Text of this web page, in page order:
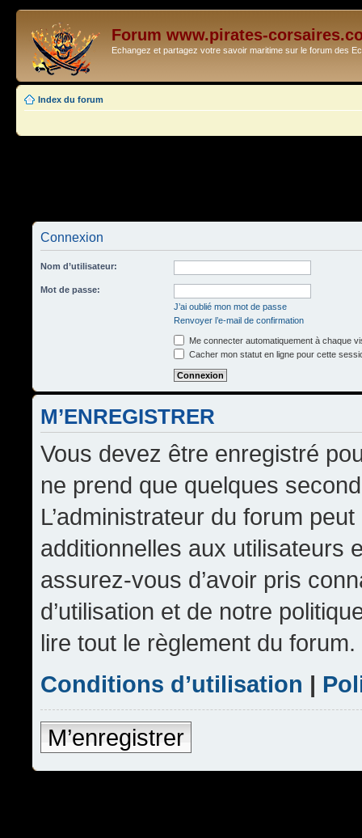
Forum www.pirates-
Echangez et partagez votre savoir maritime sur le forum des
Index du forum
Connexion
Nom d’utilisateur:
Mot de passe:
J’ai oublié mon mot de passe
Renvoyer l’e-mail de confirmation
Me connecter automatiquement à chaque
Cacher mon statut en ligne pour cette
M’ENREGISTRER
Vous devez être enregistré
ne prend que quelques
L’administrateur du forum
additionnelles aux utilisateurs
assurez-vous d’avoir pris
d’utilisation et de notre
lire tout le règlement du forum.
Conditions d’utilisation |
M’enregistrer